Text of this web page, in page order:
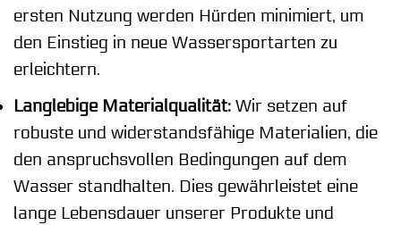
ersten Nutzung werden Hürden minimiert, um
den Einstieg in neue Wassersportarten zu
erleichtern.
Langlebige Materialqualität: Wir setzen auf
robuste und widerstandsfähige Materialien, die
den anspruchsvollen Bedingungen auf dem
Wasser standhalten. Dies gewährleistet eine
lange Lebensdauer unserer Produkte und